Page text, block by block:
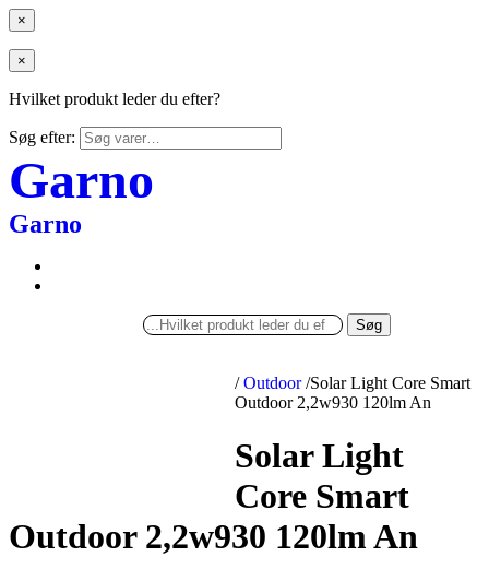
×
×
Hvilket produkt leder du efter?
Søg efter:
Garno
Garno
Søg
/ Outdoor /Solar Light Core Smart
Outdoor 2,2w930 120lm An
Solar Light
Core Smart
Outdoor 2,2w930 120lm An